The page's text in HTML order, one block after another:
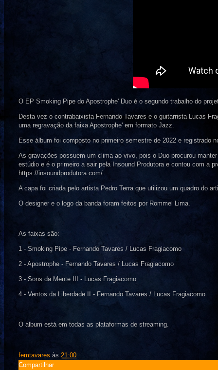
O EP Smoking Pipe do Apostrophe' Duo é o segundo trabalho do
Desta vez o contrabaixista Fernando Tavares e o guitarrista Lucas
uma regravação da faixa Apostrophe' em formato Jazz.
Esse álbum foi composto no primeiro semestre de 2022 e registrado
As gravações possuem um clima ao vivo, pois o Duo procurou
estúdio e é o primeiro a sair pela Insound Produtora e contou com a
https://insoundprodutora.com/.
A capa foi criada pelo artista Pedro Terra que utilizou um quadro do
O designer e o logo da banda foram feitos por Rommel Lima.
As faixas são:
1 - Smoking Pipe - Fernando Tavares / Lucas Fragiacomo
2 - Apostrophe - Fernando Tavares / Lucas Fragiacomo
3 - Sons da Mente III - Lucas Fragiacomo
4 - Ventos da Liberdade II - Fernando Tavares / Lucas Fragiacomo
O álbum está em todas as plataformas de streaming.
femtavares às 21:00
Compartilhar